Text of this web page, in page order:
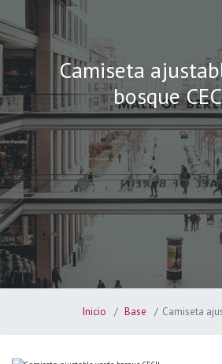
Camiseta
bosque
Inicio Base Camiseta